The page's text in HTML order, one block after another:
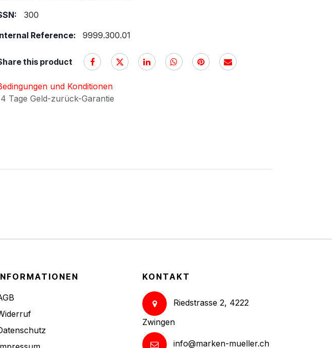
300
Reference:
9999.300.01
this product
und Konditionen
Tage Geld-zurück-Garantie
KONTAKT
Riedstrasse 2, 4222
Zwingen
info@marken-mueller.ch